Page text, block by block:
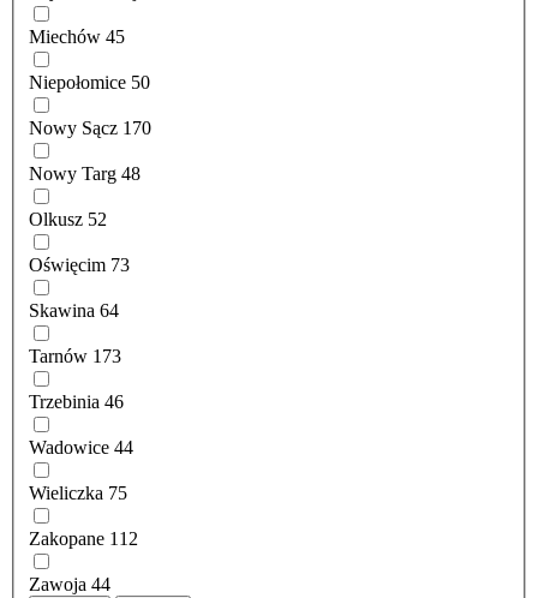
Miechów 45
Niepołomice 50
Nowy Sącz 170
Nowy Targ 48
Olkusz 52
Oświęcim 73
Skawina 64
Tarnów 173
Trzebinia 46
Wadowice 44
Wieliczka 75
Zakopane 112
Zawoja 44